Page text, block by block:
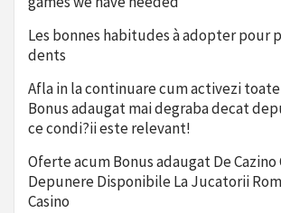
Les bonnes habitudes à adopter pour
dents
Afla in la continuare cum activezi toate
Bonus adaugat mai degraba decat
ce condi?ii este relevant!
Oferte acum Bonus adaugat De
Depunere Disponibile La Jucatorii
Casino